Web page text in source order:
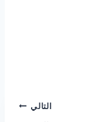
التالي